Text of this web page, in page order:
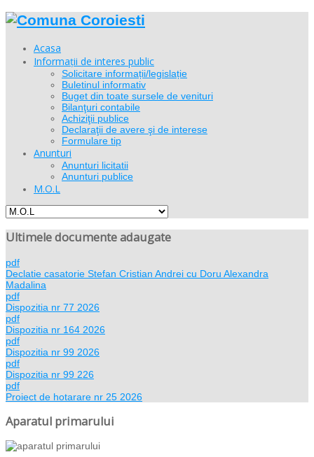
Acasa
Informații de interes public
Solicitare informații/legislație
Buletinul informativ
Buget din toate sursele de venituri
Bilanţuri contabile
Achiziţii publice
Declaraţii de avere şi de interese
Formulare tip
Anunturi
Anunturi licitatii
Anunturi publice
M.O.L
Ultimele documente adaugate
pdf
Declatie casatorie Stefan Cristian Andrei cu Doru Alexandra
Madalina
pdf
Dispozitia nr 77 2026
pdf
Dispozitia nr 164 2026
pdf
Dispozitia nr 99 2026
pdf
Dispozitia nr 99 226
pdf
Proiect de hotarare nr 25 2026
Aparatul primarului